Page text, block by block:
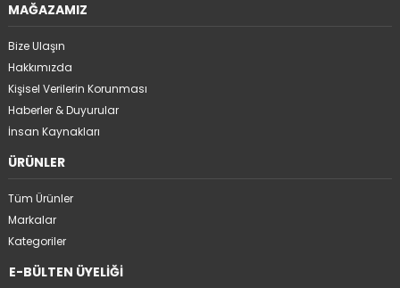
MAĞAZAMIZ
Bize Ulaşın
Hakkımızda
Kişisel Verilerin Korunması
Haberler & Duyurular
İnsan Kaynakları
ÜRÜNLER
Tüm Ürünler
Markalar
Kategoriler
E-BÜLTEN ÜYELİĞİ